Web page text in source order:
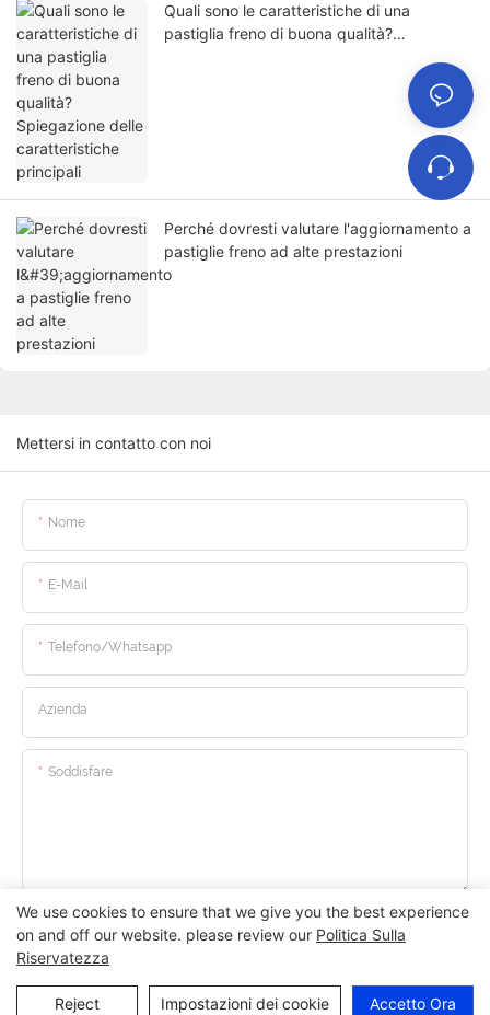
Quali sono le caratteristiche di una
pastiglia freno di buona qualità?
Perché dovresti valutare l'aggiornamento a
pastiglie freno ad alte prestazioni
Mettersi in contatto con noi
Nome
E-Mail
Telefono/whatsapp
Azienda
Soddisfare
Invia Domanda Ora
We use cookies to ensure that we give you the best experience
on and off our website. please review our Politica Sulla
Riservatezza
Reject Impostazioni dei cookie Accetto Ora